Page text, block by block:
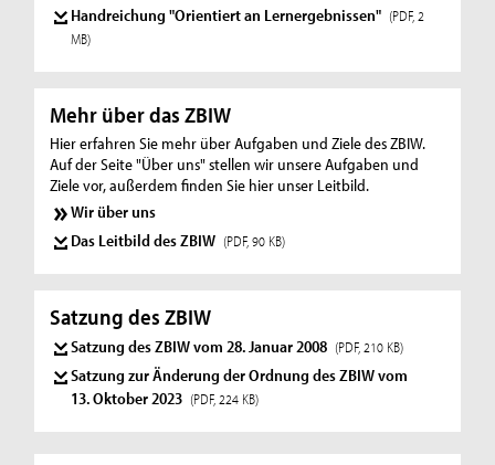
Handreichung "Orientiert an Lernergebnissen" (PDF, 2
MB)
Mehr über das ZBIW
Hier erfahren Sie mehr über Aufgaben und Ziele des ZBIW.
Auf der Seite "Über uns" stellen wir unsere Aufgaben und
Ziele vor, außerdem finden Sie hier unser Leitbild.
Wir über uns
Das Leitbild des ZBIW (PDF, 90 KB)
Satzung des ZBIW
Satzung des ZBIW vom 28. Januar 2008 (PDF, 210 KB)
Satzung zur Änderung der Ordnung des ZBIW vom
13. Oktober 2023 (PDF, 224 KB)